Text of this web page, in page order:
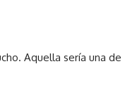
Aquella sería una de